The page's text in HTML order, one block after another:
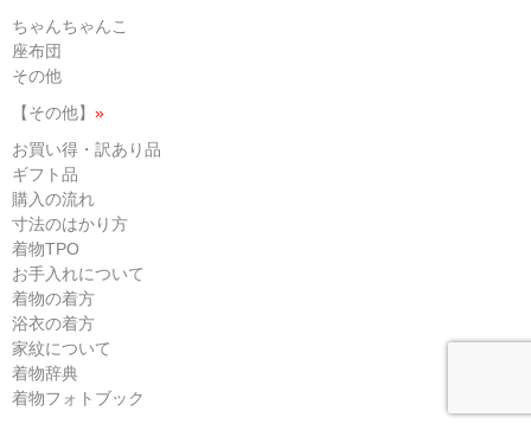
ちゃんちゃんこ
座布団
その他
【その他】 »
お買い得・訳あり品
ギフト品
購入の流れ
寸法のはかり方
着物TPO
お手入れについて
着物の着方
浴衣の着方
家紋について
着物辞典
着物フォトブック